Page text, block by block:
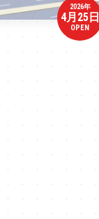
2026年
4月25日
OPEN